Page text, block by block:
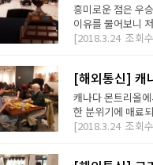
흥미로운 점은 우
이유를 물어보니
[2018.3.24 조회수
[해외통신] 캐
캐나다 몬트리올
한 분위기에 매료
[2018.3.24 조회수